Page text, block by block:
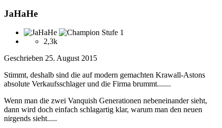
JaHaHe
2,3k
Geschrieben 25. August 2015
Stimmt, deshalb sind die auf modern gemachten Krawall-Astons
absolute Verkaufsschlager und die Firma brummt.......
Wenn man die zwei Vanquish Generationen nebeneinander sieht,
dann wird doch einfach schlagartig klar, warum man den neuen
nirgends sieht.....